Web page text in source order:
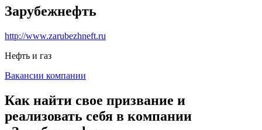
Зарубежнефть
http://www.zarubezhneft.ru
Нефть и газ
Вакансии компании
Как найти свое призвание и
реализовать себя в компании